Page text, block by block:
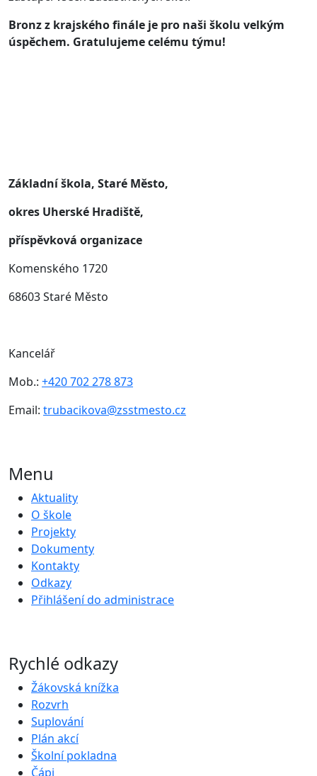
Bronz z krajského finále je pro naši školu velkým
úspěchem. Gratulujeme celému týmu!
Základní škola, Staré Město,
okres Uherské Hradiště,
příspěvková organizace
Komenského 1720
68603 Staré Město
Kancelář
Mob.: +420 702 278 873
Email: trubacikova@zsstmesto.cz
Menu
Aktuality
O škole
Projekty
Dokumenty
Kontakty
Odkazy
Přihlášení do administrace
Rychlé odkazy
Žákovská knížka
Rozvrh
Suplování
Plán akcí
Školní pokladna
Čápi